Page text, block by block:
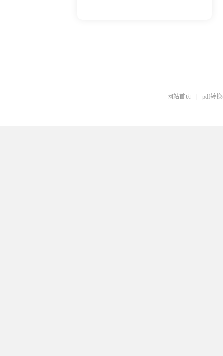
网站首页 pdf转